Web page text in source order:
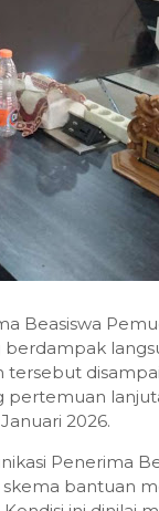
Beasiswa
tersebut
pertemuan
2026.
Penerima
bantuan